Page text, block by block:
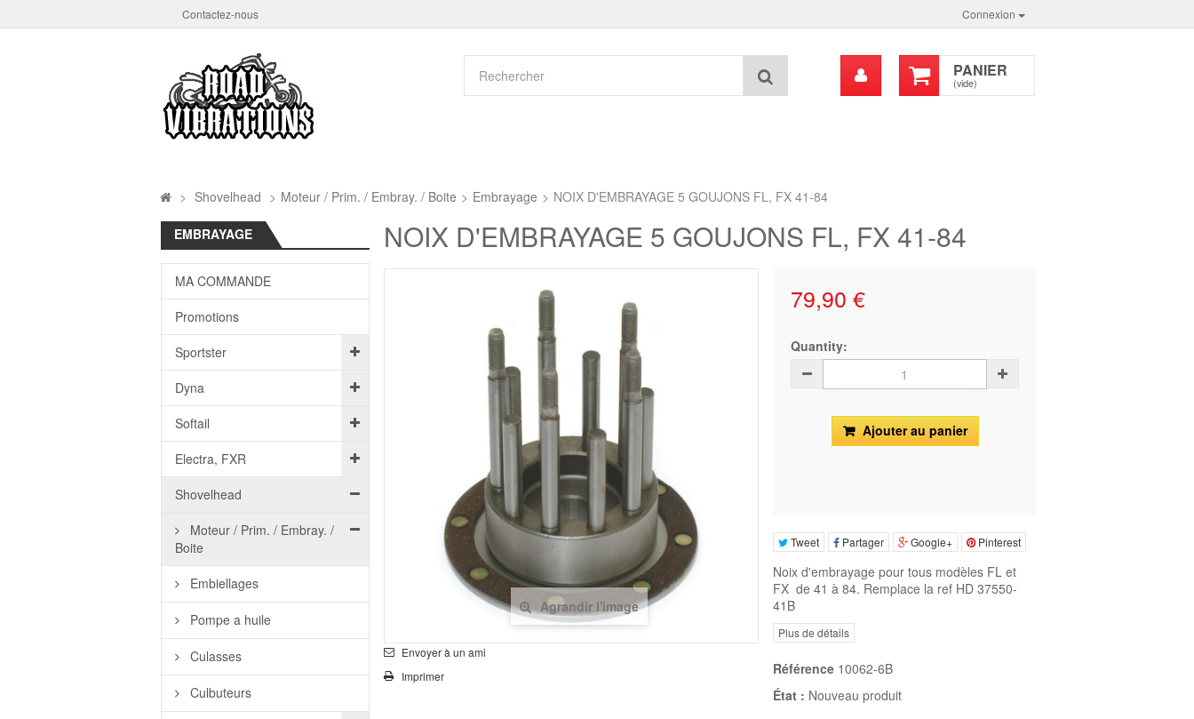
Connexion
Contactez-nous
PANIER
(vide)
Mon
compte
> Shovelhead > Moteur / Prim. / Embray. / Boite > Embrayage > NOIX D'EMBRAYAGE 5 GOUJONS FL, FX 41-84
EMBRAYAGE
MA COMMANDE
Promotions
Sportster
Dyna
Softail
Electra, FXR
Shovelhead
Moteur / Prim. / Embray. /
Boite
Embiellages
Pompe a huile
Culasses
Culbuteurs
NOIX D'EMBRAYAGE 5 GOUJONS FL, FX 41-84
Agrandir l'image
Envoyer à un ami
Imprimer
79,90 €
Quantity:
Ajouter au panier
Tweet Partager Google+ Pinterest
Noix d'embrayage pour tous modèles FL et
FX de 41 à 84. Remplace la ref HD 37550-
41B
Plus de détails
Référence 10062-6B
État : Nouveau produit